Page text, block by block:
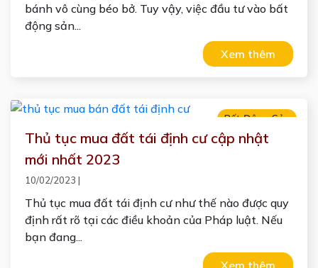
bánh vô cùng béo bở. Tuy vậy, việc đầu tư vào bất
động sản...
Xem thêm
Bất Động Sản
Thủ tục mua đất tái định cư cập nhật
mới nhất 2023
10/02/2023 |
Thủ tục mua đất tái định cư như thế nào được quy
định rất rõ tại các điều khoản của Pháp luật. Nếu
bạn đang...
Xem thêm